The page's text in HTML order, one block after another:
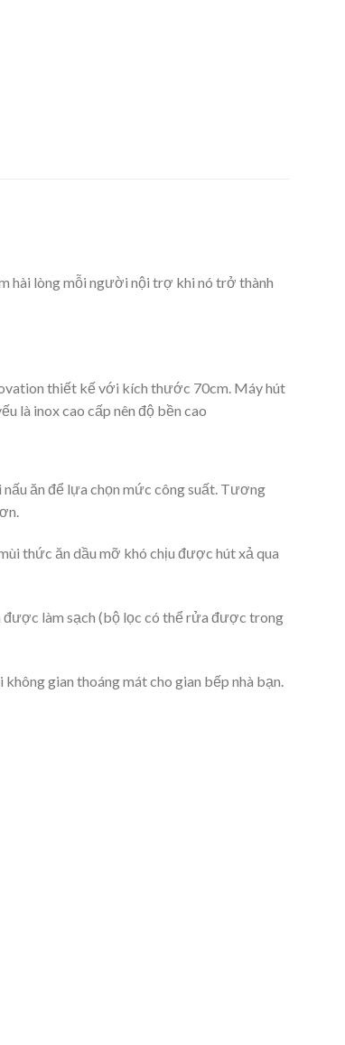
hài lòng mỗi người nội trợ khi nó trở thành
thiết kế với kích thước 70cm. Máy hút
là inox cao cấp nên độ bền cao
ăn để lựa chọn mức công suất. Tương
thức ăn dầu mỡ khó chịu được hút xả qua
được làm sạch (bộ lọc có thể rửa được trong
gian thoáng mát cho gian bếp nhà bạn.